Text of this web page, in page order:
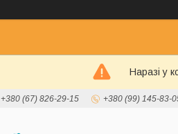
Наразі у
+380 (67) 826-29-15 +380 (99) 145-83-